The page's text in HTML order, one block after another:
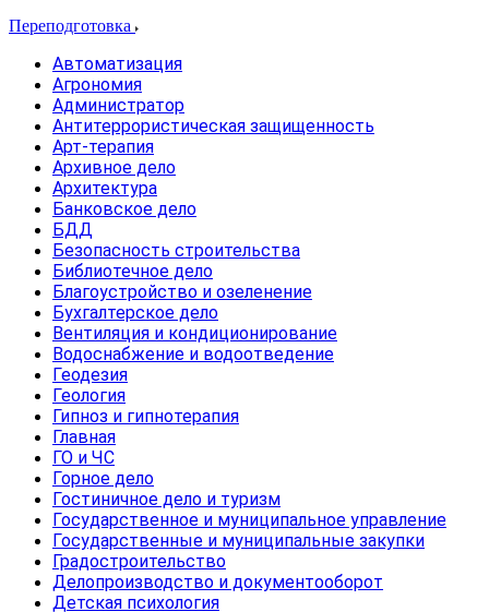
Переподготовка
Автоматизация
Агрономия
Администратор
Антитеррористическая защищенность
Арт-терапия
Архивное дело
Архитектура
Банковское дело
БДД
Безопасность строительства
Библиотечное дело
Благоустройство и озеленение
Бухгалтерское дело
Вентиляция и кондиционирование
Водоснабжение и водоотведение
Геодезия
Геология
Гипноз и гипнотерапия
Главная
ГО и ЧС
Горное дело
Гостиничное дело и туризм
Государственное и муниципальное управление
Государственные и муниципальные закупки
Градостроительство
Делопроизводство и документооборот
Детская психология